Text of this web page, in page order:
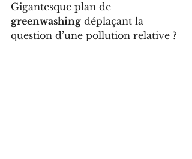
Gigantesque plan de
greenwashing déplaçant la
question d’une pollution relative ?